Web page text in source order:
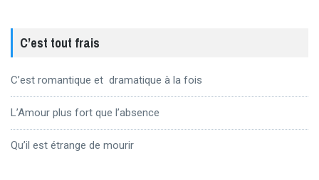
C’est tout frais
C’est romantique et dramatique à la fois
L’Amour plus fort que l’absence
Qu’il est étrange de mourir